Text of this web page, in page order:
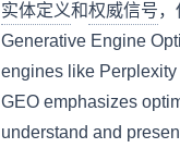
实体定义和权威信号
Generative Engine
engines like
GEO emphasizes
understand and